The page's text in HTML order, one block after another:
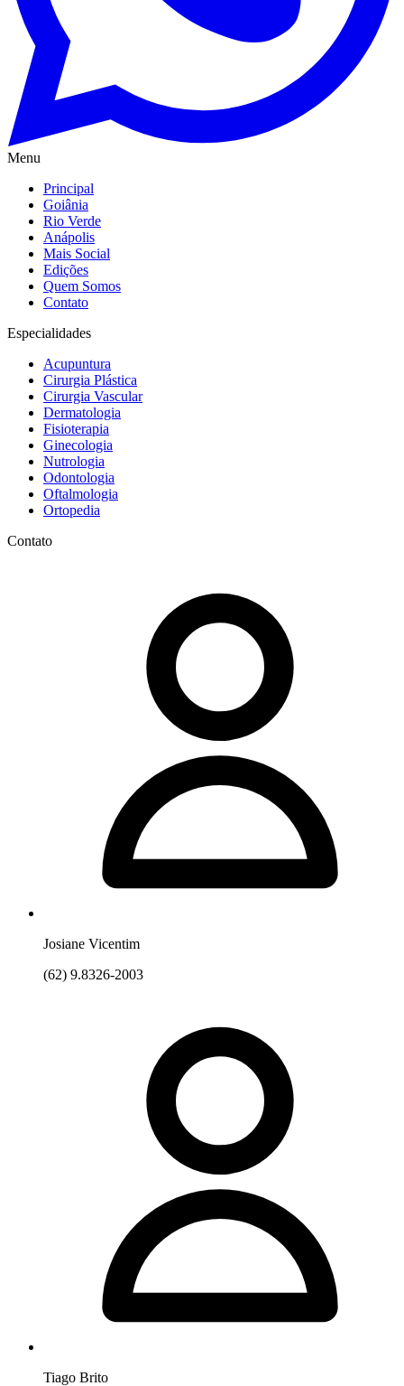
Menu
Principal
Goiânia
Rio Verde
Anápolis
Mais Social
Edições
Quem Somos
Contato
Especialidades
Acupuntura
Cirurgia Plástica
Cirurgia Vascular
Dermatologia
Fisioterapia
Ginecologia
Nutrologia
Odontologia
Oftalmologia
Ortopedia
Contato
Josiane Vicentim
(62) 9.8326-2003
Tiago Brito